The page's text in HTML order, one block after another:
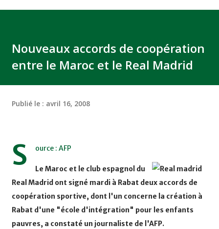
Nouveaux accords de coopération
entre le Maroc et le Real Madrid
Publié le : avril 16, 2008
S ource : AFP
Le Maroc et le club espagnol du
Real Madrid ont signé mardi à Rabat deux accords de
coopération sportive, dont l'un concerne la création à
Rabat d'une "école d'intégration" pour les enfants
pauvres, a constaté un journaliste de l'AFP.